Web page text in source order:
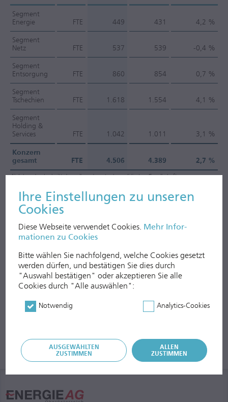
Ihre Ein­stell­ungen zu unseren
Cookies
Diese Webseite verwendet Cookies. Mehr In­for­
mationen zu Cookies
Bitte wählen Sie nachfolgend, welche Cookies gesetzt
werden dürfen, und be­stätigen Sie dies durch
"Auswahl bestätigen" oder akzep­tieren Sie alle
Cookies durch "Alle auswählen":
Notwendig Analytics-Cookies
AUSGEWÄHLTEN
ZUSTIMMEN
ALLEN
ZUSTIMMEN
Segment
Energie
FTE 449 431 4,2 %
Segment
Netz
FTE 537 539 -0,4 %
Segment
Entsorgung
FTE 860 854 0,7 %
Segment
Tschechien
FTE 1.618 1.554 4,1 %
Segment
Holding &
Services
FTE 1.042 1.011 3,1 %
Konzern
gesamt
FTE 4.506 4.389 2,7 %
1) Jahresdurchschnitt der voll- und quotenkonsolidierten Gesellschaften
Für weiterführende Informationen zur Personalstruktur siehe